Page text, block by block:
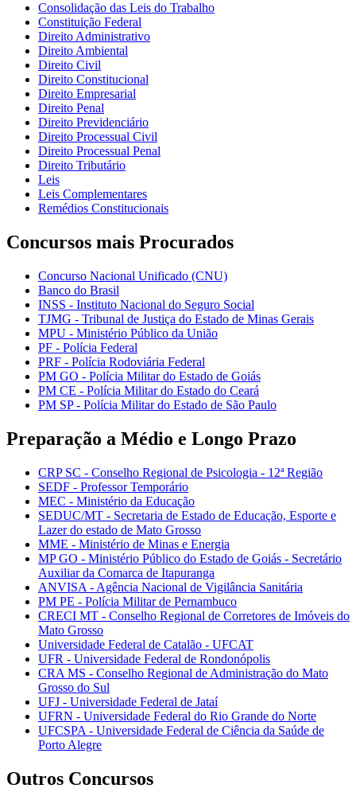
Consolidação das Leis do Trabalho
Constituição Federal
Direito Administrativo
Direito Ambiental
Direito Civil
Direito Constitucional
Direito Empresarial
Direito Penal
Direito Previdenciário
Direito Processual Civil
Direito Processual Penal
Direito Tributário
Leis
Leis Complementares
Remédios Constitucionais
Concursos mais Procurados
Concurso Nacional Unificado (CNU)
Banco do Brasil
INSS - Instituto Nacional do Seguro Social
TJMG - Tribunal de Justiça do Estado de Minas Gerais
MPU - Ministério Público da União
PF - Polícia Federal
PRF - Polícia Rodoviária Federal
PM GO - Polícia Militar do Estado de Goiás
PM CE - Polícia Militar do Estado do Ceará
PM SP - Polícia Militar do Estado de São Paulo
Preparação a Médio e Longo Prazo
CRP SC - Conselho Regional de Psicologia - 12ª Região
SEDF - Professor Temporário
MEC - Ministério da Educação
SEDUC/MT - Secretaria de Estado de Educação, Esporte e
Lazer do estado de Mato Grosso
MME - Ministério de Minas e Energia
MP GO - Ministério Público do Estado de Goiás - Secretário
Auxiliar da Comarca de Itapuranga
ANVISA - Agência Nacional de Vigilância Sanitária
PM PE - Polícia Militar de Pernambuco
CRECI MT - Conselho Regional de Corretores de Imóveis do
Mato Grosso
Universidade Federal de Catalão - UFCAT
UFR - Universidade Federal de Rondonópolis
CRA MS - Conselho Regional de Administração do Mato
Grosso do Sul
UFJ - Universidade Federal de Jataí
UFRN - Universidade Federal do Rio Grande do Norte
UFCSPA - Universidade Federal de Ciência da Saúde de
Porto Alegre
Outros Concursos